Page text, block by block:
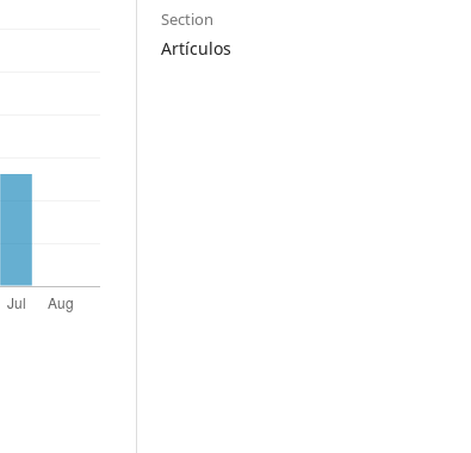
Section
Artículos